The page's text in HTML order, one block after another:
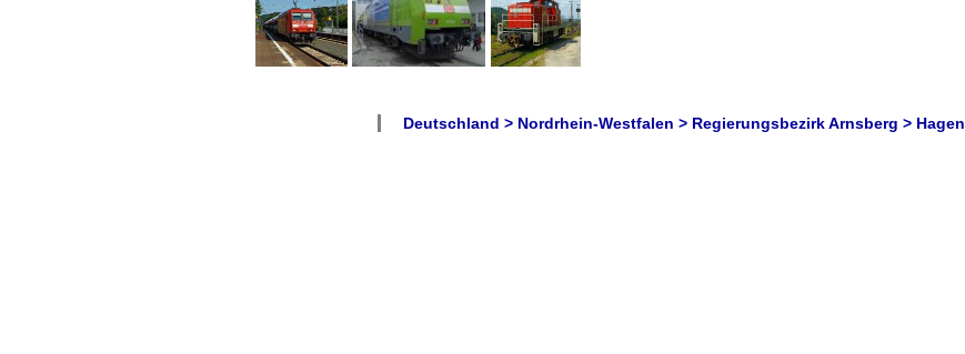
Deutschland > Nordrhein-Westfalen > Regierungsbezirk Arnsberg > Hagen